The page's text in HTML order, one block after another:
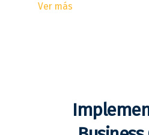
Ver más